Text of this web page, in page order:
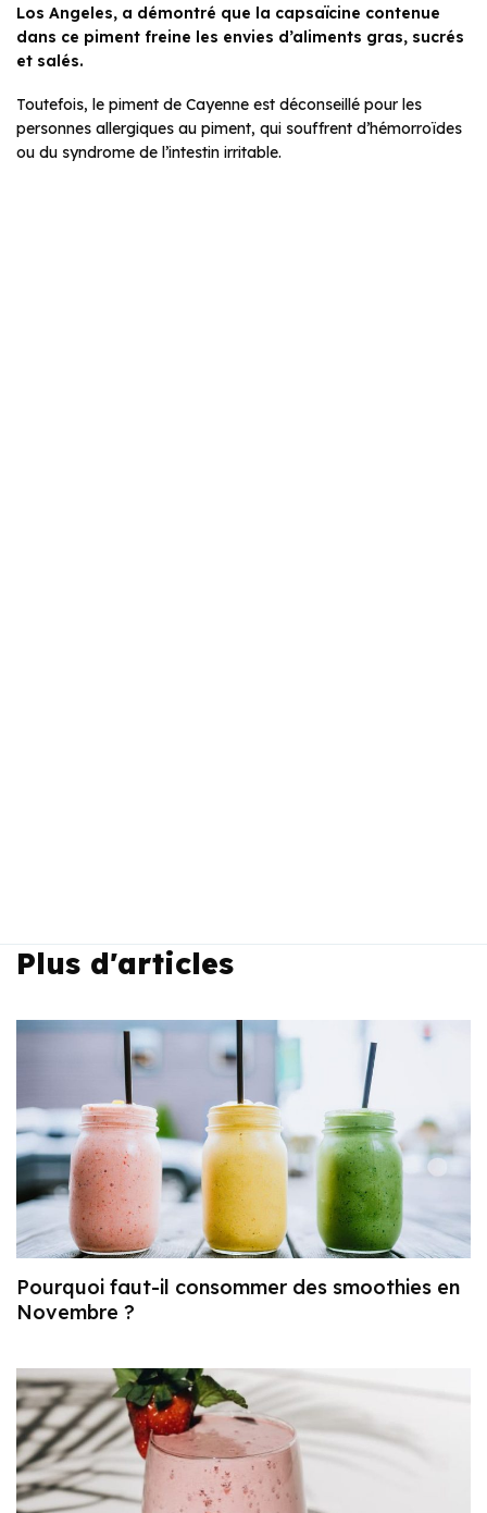
Los Angeles, a démontré que la capsaïcine contenue
dans ce piment freine les envies d’aliments gras, sucrés
et salés.
Toutefois, le piment de Cayenne est déconseillé pour les
personnes allergiques au piment, qui souffrent d’hémorroïdes
ou du syndrome de l’intestin irritable.
Plus d'articles
Pourquoi faut-il consommer des smoothies en
Novembre ?